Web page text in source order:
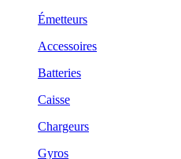
Émetteurs
Accessoires
Batteries
Caisse
Chargeurs
Gyros